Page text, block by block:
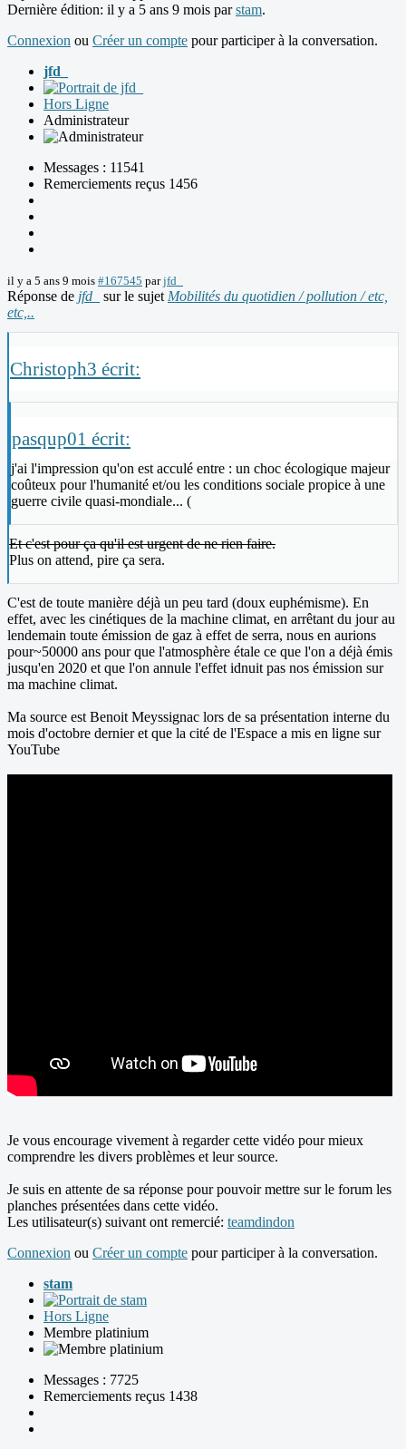
Dernière édition: il y a 5 ans 9 mois parstam.
Connexion ou Créer un compte pour participer à la conversation.
jfd_
Hors Ligne
Administrateur
Messages : 11541
Remerciements reçus 1456
il y a 5 ans 9 mois #167545 parjfd_
Réponse de jfd_ sur le sujet Mobilités du quotidien / pollution / etc,
etc,..
Christoph3 écrit:
pasqup01 écrit:
j'ai l'impression qu'on est acculé entre : un choc écologique majeur
coûteux pour l'humanité et/ou les conditions sociale propice à une
guerre civile quasi-mondiale... (
Et c'est pour ça qu'il est urgent de ne rien faire.
Plus on attend, pire ça sera.
C'est de toute manière déjà un peu tard (doux euphémisme). En
effet, avec les cinétiques de la machine climat, en arrêtant du jour au
lendemain toute émission de gaz à effet de serra, nous en aurions
pour~50000 ans pour que l'atmosphère étale ce que l'on a déjà émis
jusqu'en 2020 et que l'on annule l'effet idnuit pas nos émission sur
ma machine climat.
Ma source est Benoit Meyssignac lors de sa présentation interne du
mois d'octobre dernier et que la cité de l'Espace a mis en ligne sur
YouTube
Je vous encourage vivement à regarder cette vidéo pour mieux
comprendre les divers problèmes et leur source.
Je suis en attente de sa réponse pour pouvoir mettre sur le forum les
planches présentées dans cette vidéo.
Les utilisateur(s) suivant ont remercié: teamdindon
Connexion ou Créer un compte pour participer à la conversation.
stam
Hors Ligne
Membre platinium
Messages : 7725
Remerciements reçus 1438